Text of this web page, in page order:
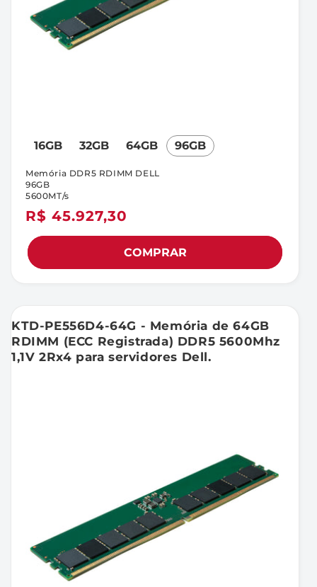
16GB 32GB 64GB 96GB
Preço
normal
R$ 45.927,30
Memória DDR5 RDIMM DELL
96GB
5600MT/s
COMPRAR
KTD-PE556D4-64G - Memória de 64GB
RDIMM (ECC Registrada) DDR5 5600Mhz
1,1V 2Rx4 para servidores Dell.